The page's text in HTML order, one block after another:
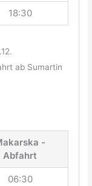
18:30
ab Sumartin
-
Abfahrt
06:30